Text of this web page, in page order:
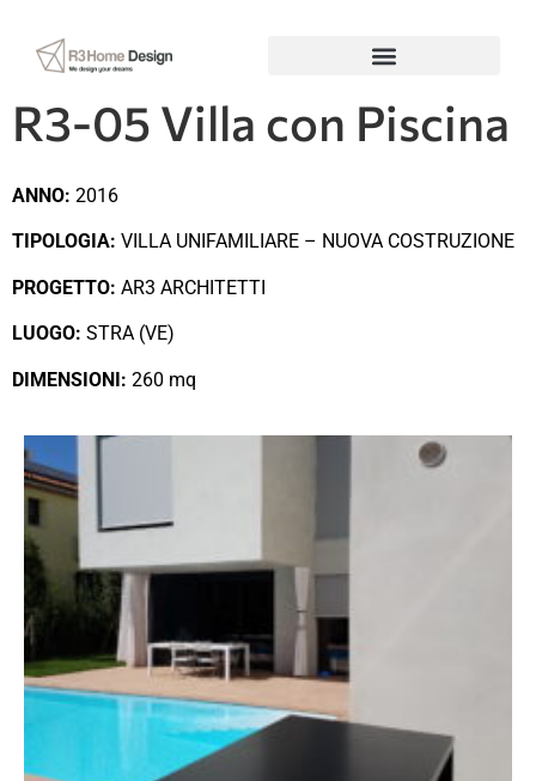
R3-05 Villa con Piscina
ANNO: 2016
TIPOLOGIA: VILLA UNIFAMILIARE – NUOVA COSTRUZIONE
PROGETTO: AR3 ARCHITETTI
LUOGO: STRA (VE)
DIMENSIONI: 260 mq